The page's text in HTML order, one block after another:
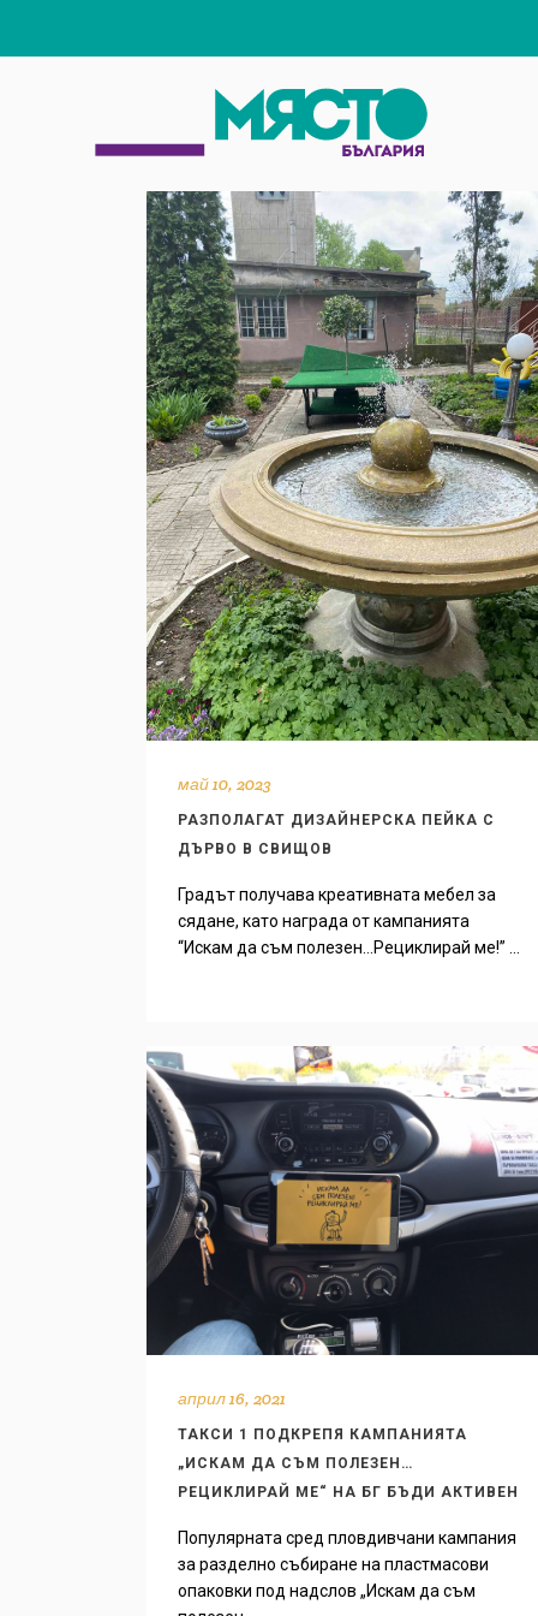
май 10, 2023
РАЗПОЛАГАТ ДИЗАЙНЕРСКА ПЕЙКА С
ДЪРВО В СВИЩОВ
Градът получава креативната мебел за
сядане, като награда от кампанията
“Искам да съм полезен…Рециклирай ме!” ...
април 16, 2021
ТАКСИ 1 ПОДКРЕПЯ КАМПАНИЯТА
„ИСКАМ ДА СЪМ ПОЛЕЗЕН…
РЕЦИКЛИРАЙ МЕ“ НА БГ БЪДИ АКТИВЕН
Популярната сред пловдивчани кампания
за разделно събиране на пластмасови
опаковки под надслов „Искам да съм